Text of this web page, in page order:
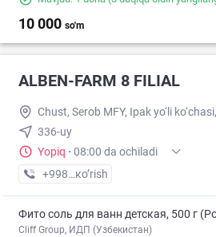
10 000 so'm
ALBEN-FARM 8 FILIAL
Chust, Serob MFY, Ipak yo‘li
336-uy
Yopiq · 08:00 da ochiladi
+998 (33) XXX-XX-XX
кo’rish
Фито соль для ванн детская, 500 г
Cliff Group, ИДП (Узбекистан)